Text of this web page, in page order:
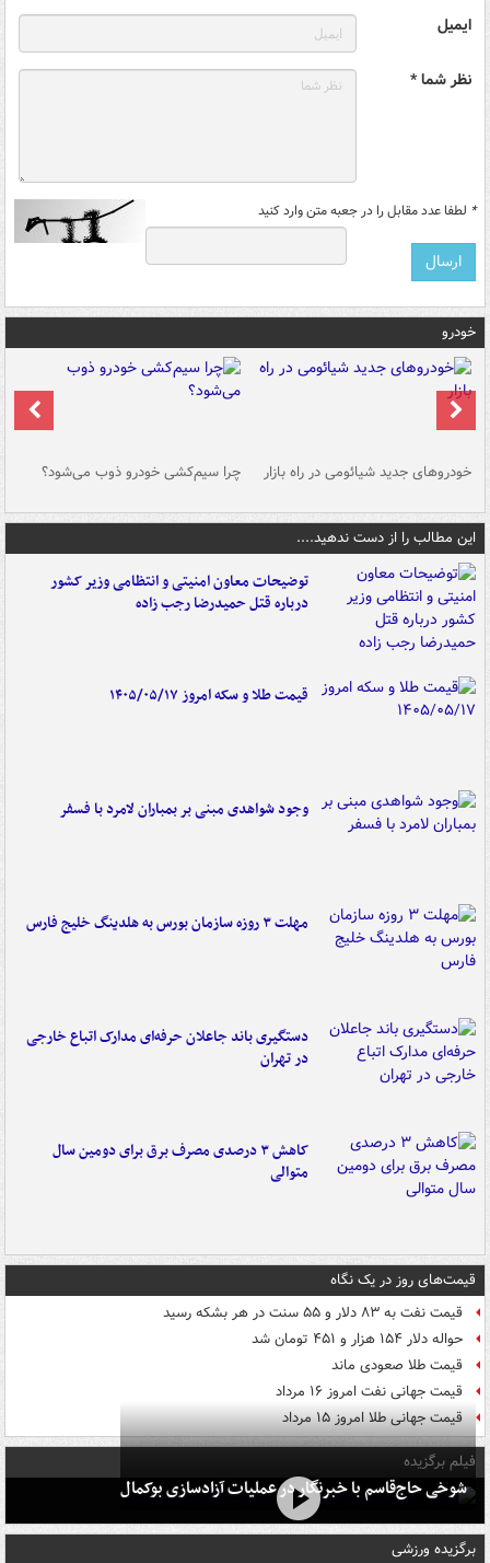
ایمیل
نظر شما *
* لطفا عدد مقابل را در جعبه متن وارد کنید
خودرو
خودروهای جدید شیائومی در راه بازار چرا سیم‌کشی خودرو ذوب می‌شود؟
این مطالب را از دست ندهید....
توضیحات معاون امنیتی و انتظامی وزیر کشور
درباره قتل حمیدرضا رجب زاده
قیمت طلا و سکه امروز ۱۴۰۵/۰۵/۱۷
وجود شواهدی مبنی بر بمباران لامرد با فسفر
مهلت ۳ روزه سازمان بورس به هلدینگ خلیج فارس
دستگیری باند جاعلان حرفه‌ای مدارک اتباع خارجی
در تهران
کاهش ۳ درصدی مصرف برق برای دومین سال
متوالی
قیمت‌های روز در یک نگاه
قیمت نفت به ۸۳ دلار و ۵۵ سنت در هر بشکه رسید
حواله دلار ۱۵۴ هزار و ۴۵۱ تومان شد
قیمت طلا صعودی ماند
قیمت جهانی نفت امروز ۱۶ مرداد
قیمت جهانی طلا امروز ۱۵ مرداد
فیلم برگزیده
شوخی حاج‌قاسم با خبرنگار در عملیات آزادسازی بوکمال
برگزیده ورزشی